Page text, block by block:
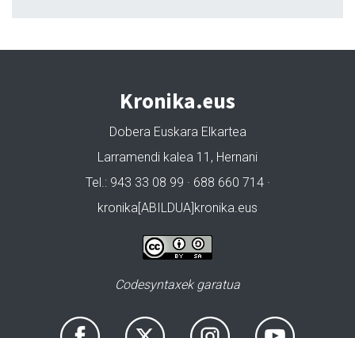
Kronika.eus
Dobera Euskara Elkartea
Larramendi kalea 11, Hernani
Tel.: 943 33 08 99 · 688 660 714 ·
kronika[ABILDUA]kronika.eus
Codesyntaxek garatua